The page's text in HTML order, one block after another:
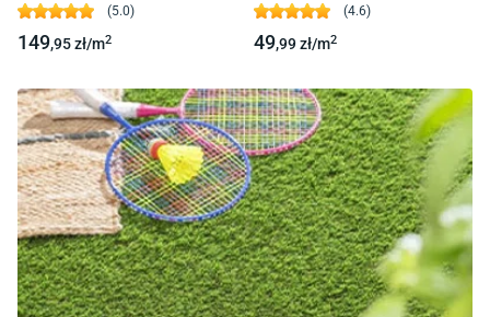
Im1847 Ac4 8Mm 4V-Fuga
(5.0)
149,95zł/m2
(4.6)
49,99zł/m2